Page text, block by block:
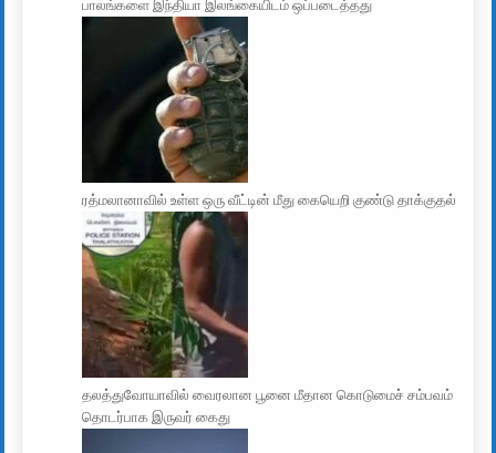
பாலங்களை இந்தியா இலங்கையிடம் ஒப்படைத்தது
ரத்மலானாவில் உள்ள ஒரு வீட்டின் மீது கையெறி குண்டு தாக்குதல்
தலத்துவோயாவில் வைரலான பூனை மீதான கொடுமைச் சம்பவம்
தொடர்பாக இருவர் கைது